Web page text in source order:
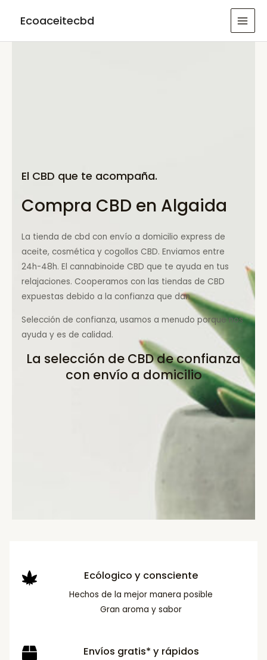
Ecoaceitecbd
El CBD que te acompaña.
Compra CBD en Algaida
La tienda de cbd con envío a domicilio express de
aceite, cosmética y cogollos CBD. Enviamos entre
24h-48h. El cannabinoide CBD que te ayuda en tus
relajaciones. Cooperamos con las tiendas de CBD
expuestas debido a la confianza que dan.
Selección de confianza, usamos a menudo porque nos
ayuda y es de calidad.
La selección de CBD de confianza
con envío a domicilio
Ecólogico y consciente
Hechos de la mejor manera posible
Gran aroma y sabor
Envíos gratis* y rápidos